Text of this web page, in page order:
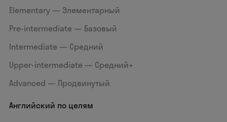
Elementary — Элементарный
Pre-intermediate — Базовый
Intermediate — Средний
Upper-intermediate — Средний+
Advanced — Продвинутый
Английский по целям